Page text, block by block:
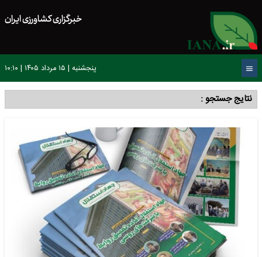
خبرگزاری کشاورزی ایران
پنجشنبه | ۱۵ مرداد ۱۴۰۵ | ۱۰:۱۰
نتایج جستجو :